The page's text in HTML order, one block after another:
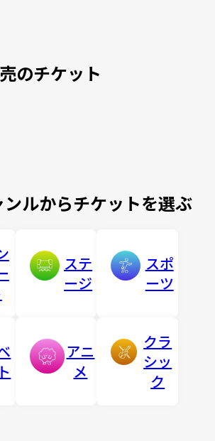
のチケット
ルからチケットを選ぶ
ステ
ージ
スポ
ーツ
アニ
メ
クラ
シッ
ク